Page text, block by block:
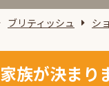
ブリティッシュ シ
家族が決まり